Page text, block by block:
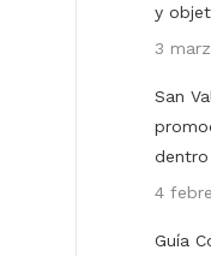
y
3
San
4
Guía